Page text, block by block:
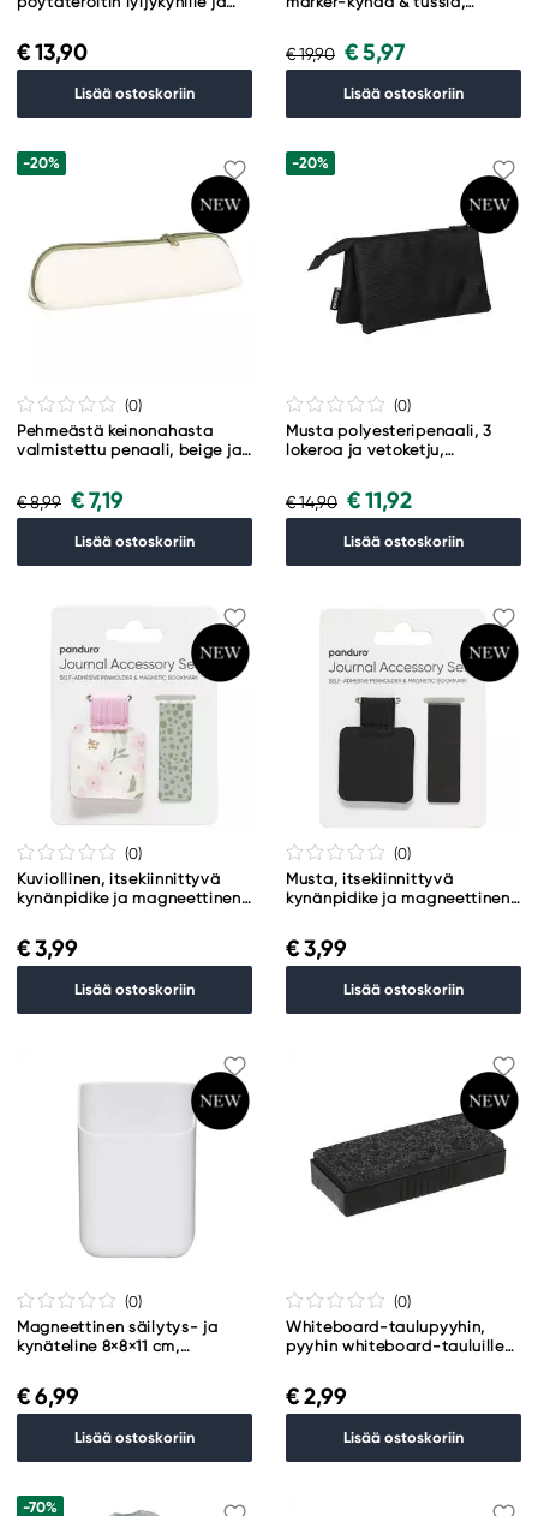
€ 13,90
Lisää ostoskoriin
€ 19,90 € 5,97
Lisää ostoskoriin
-20%
(0)
Pehmeästä keinonahasta
valmistettu penaali, beige ja
halkaisija 5 cm
€ 8,99 € 7,19
Lisää ostoskoriin
-20%
(0)
Musta polyesteripenaali, 3
lokeroa ja vetoketju,
€ 14,90 € 11,92
Lisää ostoskoriin
(0)
Kuviollinen, itsekiinnittyvä
kynänpidike ja magneettinen
€ 3,99
Lisää ostoskoriin
(0)
Musta, itsekiinnittyvä
kynänpidike ja magneettinen
€ 3,99
Lisää ostoskoriin
(0)
Magneettinen säilytys- ja
kynäteline 8×8×11 cm,
€ 6,99
Lisää ostoskoriin
(0)
Whiteboard-taulupyyhin,
pyyhin whiteboard-tauluille
€ 2,99
Lisää ostoskoriin
-70%